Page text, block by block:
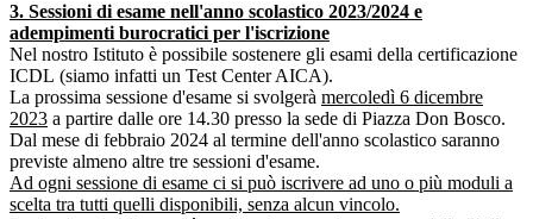
3. Sessioni di esame nell'anno scolastico 2023/2024 e
adempimenti burocratici per l'iscrizione
Nel nostro Istituto è possibile sostenere gli esami della certificazione
ICDL (siamo infatti un Test Center AICA).
La prossima sessione d'esame si svolgerà mercoledì 6 dicembre
2023 a partire dalle ore 14.30 presso la sede di Piazza Don Bosco.
Dal mese di febbraio 2024 al termine dell'anno scolastico saranno
previste almeno altre tre sessioni d'esame.
Ad ogni sessione di esame ci si può iscrivere ad uno o più moduli a
scelta tra tutti quelli disponibili, senza alcun vincolo.